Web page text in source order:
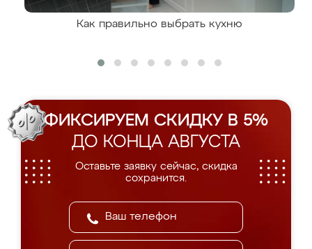
Как правильно выбрать кухню
ФИКСИРУЕМ СКИДКУ В 5%
ДО КОНЦА АВГУСТА
Оставьте заявку сейчас, скидка
сохранится.